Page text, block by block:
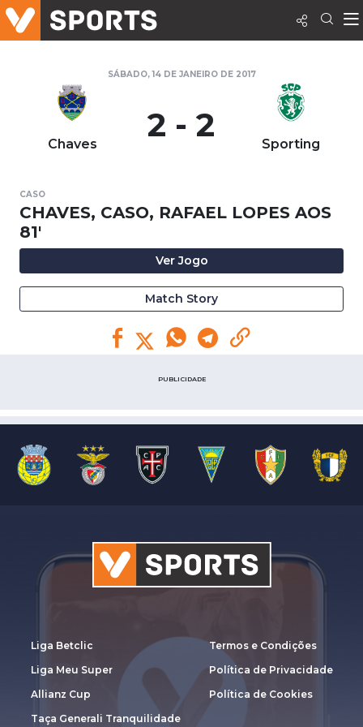
SÁBADO, 14 DE JANEIRO DE 2017
Chaves 2 - 2 Sporting
CASO
CHAVES, CASO, RAFAEL LOPES AOS
81'
Ver Jogo
Match Story
PUBLICIDADE
Liga Betclic
Liga Meu Super
Allianz Cup
Taça Generali Tranquilidade
Termos e Condições
Política de Privacidade
Política de Cookies